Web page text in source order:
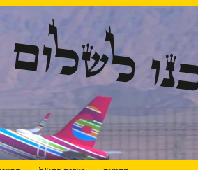
לשלום